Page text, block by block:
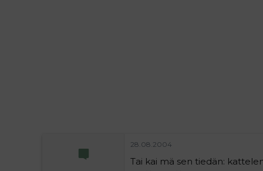
28.08.2004
Tai kai mä sen tiedän: